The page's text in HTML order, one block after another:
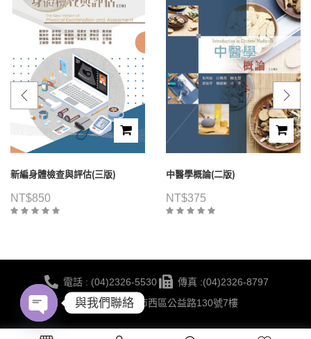
新編身體檢查與評估(三版)
NT$850
中醫學概論(二版)
NT$375
電話 : (04)2326-5530
傳真 :(04)2326-8797
地點 :台中市西區公益路130號7樓
©2021 華格那出版有限公司 版權所有 | 網站建置 BY
與我們聯絡
Open